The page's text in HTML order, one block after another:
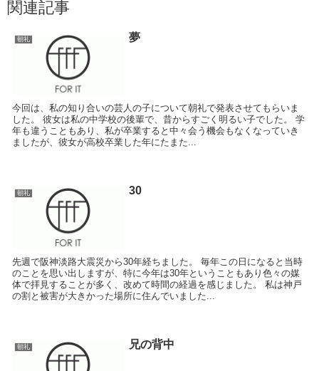
関連記事
朝礼 夢
今回は、私の知り合いの芸人の子について朝礼で発表させてもらいま
した。 彼女は私の中学校の後輩で、昔からすごく明るい子でした。 学
年も違うこともあり、私が卒業すると中々会う機会もなくなっていき
ましたが、彼女が高校卒業した年にたまた...
朝礼 30
先週で阪神淡路大震災から30年経ちました。 毎年この日になると当時
のことを思い出しますが、特に今年は30年ということもあり色々の媒
体で拝見することが多く、改めて時間の経過を感じました。 私は神戸
の割と被害が大きかった場所に住んでいました...
朝礼 兄の背中